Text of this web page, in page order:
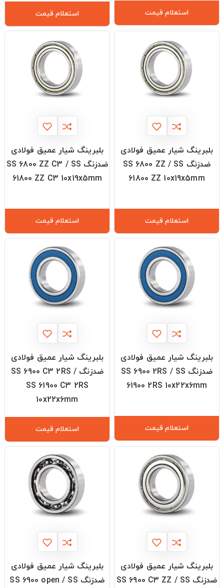
استعلام قیمت استعلام قیمت
بلبرینگ شیار عمیق فولادی
ضدزنگ SS 6800 ZZ / SS
61800 ZZ 10x19x5mm
استعلام قیمت
بلبرینگ شیار عمیق فولادی
ضدزنگ SS 6800 ZZ C3 / SS
61800 ZZ C3 10x19x5mm
استعلام قیمت
بلبرینگ شیار عمیق فولادی
ضدزنگ SS 6900 2RS / SS
61900 2RS 10x22x6mm
استعلام قیمت
بلبرینگ شیار عمیق فولادی
ضدزنگ SS 6900 C3 2RS /
SS 61900 C3 2RS
10x22x6mm
استعلام قیمت
بلبرینگ شیار عمیق فولادی
ضدزنگ SS 6900 C3 ZZ / SS
بلبرینگ شیار عمیق فولادی
ضدزنگ SS 6900 open / SS